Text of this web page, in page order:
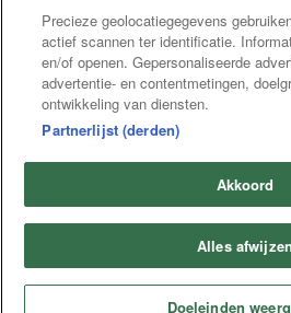
Precieze geolocatiegegevens
actief scannen ter identificatie.
en/of openen. Gepersonaliseerde
advertentie- en contentmetingen,
ontwikkeling van diensten.
Partnerlijst (derden)
Akkoord
Alles afwijzen
Doeleinden